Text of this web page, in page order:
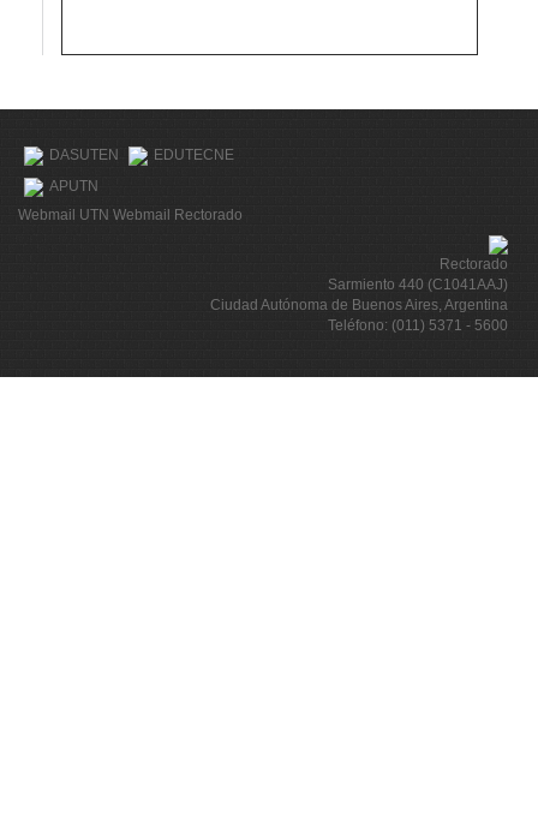
DASUTEN
EDUTECNE
APUTN
Webmail UTN Webmail Rectorado
Rectorado
Sarmiento 440 (C1041AAJ)
Ciudad Autónoma de Buenos Aires, Argentina
Teléfono: (011) 5371 - 5600